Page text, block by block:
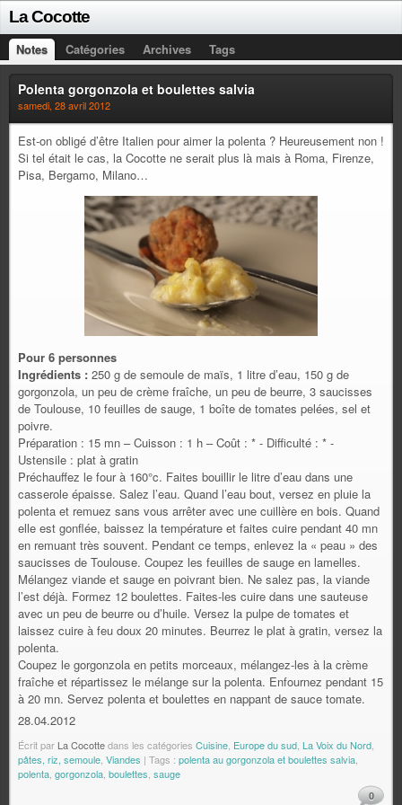
La Cocotte
Notes Catégories Archives Tags
Polenta gorgonzola et boulettes salvia
samedi, 28 avril 2012
Est-on obligé d’être Italien pour aimer la polenta ? Heureusement non !
Si tel était le cas, la Cocotte ne serait plus là mais à Roma, Firenze,
Pisa, Bergamo, Milano…
Pour 6 personnes
Ingrédients : 250 g de semoule de maïs, 1 litre d’eau, 150 g de
gorgonzola, un peu de crème fraîche, un peu de beurre, 3 saucisses
de Toulouse, 10 feuilles de sauge, 1 boîte de tomates pelées, sel et
poivre.
Préparation : 15 mn – Cuisson : 1 h – Coût : * - Difficulté : * -
Ustensile : plat à gratin
Préchauffez le four à 160°c. Faites bouillir le litre d’eau dans une
casserole épaisse. Salez l’eau. Quand l’eau bout, versez en pluie la
polenta et remuez sans vous arrêter avec une cuillère en bois. Quand
elle est gonflée, baissez la température et faites cuire pendant 40 mn
en remuant très souvent. Pendant ce temps, enlevez la « peau » des
saucisses de Toulouse. Coupez les feuilles de sauge en lamelles.
Mélangez viande et sauge en poivrant bien. Ne salez pas, la viande
l’est déjà. Formez 12 boulettes. Faites-les cuire dans une sauteuse
avec un peu de beurre ou d’huile. Versez la pulpe de tomates et
laissez cuire à feu doux 20 minutes. Beurrez le plat à gratin, versez la
polenta.
Coupez le gorgonzola en petits morceaux, mélangez-les à la crème
fraîche et répartissez le mélange sur la polenta. Enfournez pendant 15
à 20 mn. Servez polenta et boulettes en nappant de sauce tomate.
28.04.2012
Écrit par La Cocottedans les catégories Cuisine Europe du sud La Voix du Nord
pâtes, riz, semoule Viandes | Tags : polenta au gorgonzola et boulettes salvia
polenta gorgonzola boulettes sauge
0